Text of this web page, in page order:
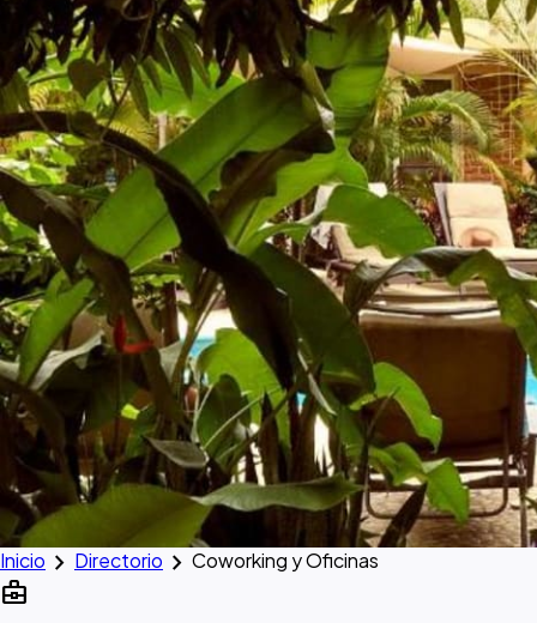
Inicio chevron_right Directorio chevron_right Coworking y Oficinas
business_center